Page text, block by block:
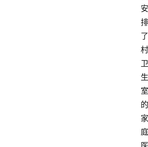
安
排
了
村
卫
生
室
的
家
庭